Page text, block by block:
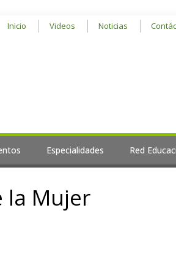
Inicio Videos Noticias
Especialidades Red
la Mujer